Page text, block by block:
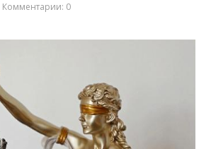
Комментарии: 0